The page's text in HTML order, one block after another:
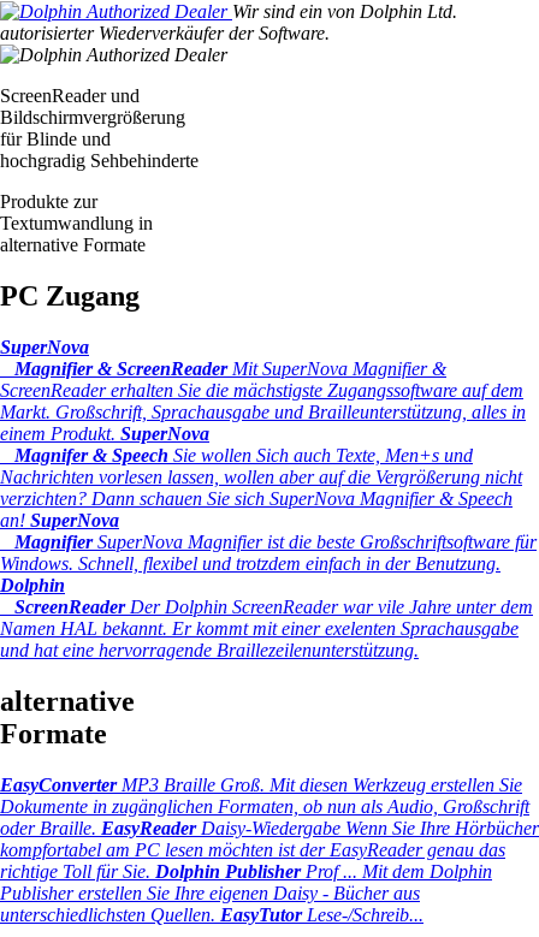
Wir sind ein von Dolphin Ltd.
autorisierter Wiederverkäufer der Software.
ScreenReader und
Bildschirmvergrößerung
für Blinde und
hochgradig Sehbehinderte
Produkte zur
Textumwandlung in
alternative Formate
PC Zugang
SuperNova
Magnifier & ScreenReaderMit SuperNova Magnifier &
ScreenReader erhalten Sie die mächstigste Zugangssoftware auf dem
Markt. Großschrift, Sprachausgabe und Brailleunterstützung, alles in
einem Produkt. SuperNova
Magnifer & Speech Sie wollen Sich auch Texte, Men+s und
Nachrichten vorlesen lassen, wollen aber auf die Vergrößerung nicht
verzichten? Dann schauen Sie sich SuperNova Magnifier & Speech
an! SuperNova
MagnifierSuperNova Magnifier ist die beste Großschriftsoftware für
Windows. Schnell, flexibel und trotzdem einfach in der Benutzung.
Dolphin
ScreenReaderDer Dolphin ScreenReader war vile Jahre unter dem
Namen HAL bekannt. Er kommt mit einer exelenten Sprachausgabe
und hat eine hervorragende Braillezeilenunterstützung.
alternative
Formate
EasyConverterMP3 Braille Groß. Mit diesen Werkzeug erstellen Sie
Dokumente in zugänglichen Formaten, ob nun als Audio, Großschrift
oder Braille. EasyReaderDaisy-Wiedergabe Wenn Sie Ihre Hörbücher
kompfortabel am PC lesen möchten ist der EasyReader genau das
richtige Toll für Sie. Dolphin PublisherProf ... Mit dem Dolphin
Publisher erstellen Sie Ihre eigenen Daisy - Bücher aus
unterschiedlichsten Quellen. EasyTutorLese-/Schreib...